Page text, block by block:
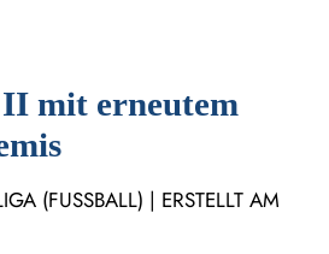
mit erneutem
(FUSSBALL) | ERSTELLT AM S